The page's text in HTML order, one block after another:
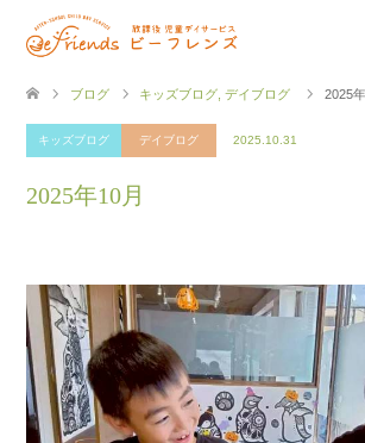
ブログ キッズブログ デイブログ 2025
キッズブログ デイブログ 2025.10.31
2025年10月